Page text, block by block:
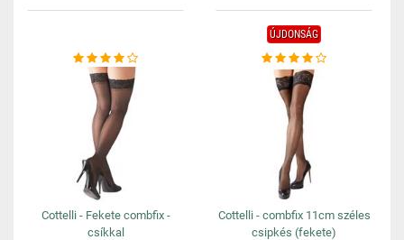
Cottelli - Fekete combfix -
csíkkal
ÚJDONSÁG
Cottelli - combfix 11cm széles
csipkés (fekete)